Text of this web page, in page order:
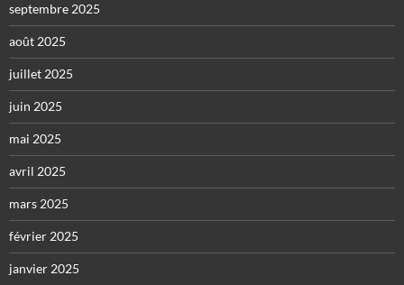
septembre 2025
août 2025
juillet 2025
juin 2025
mai 2025
avril 2025
mars 2025
février 2025
janvier 2025